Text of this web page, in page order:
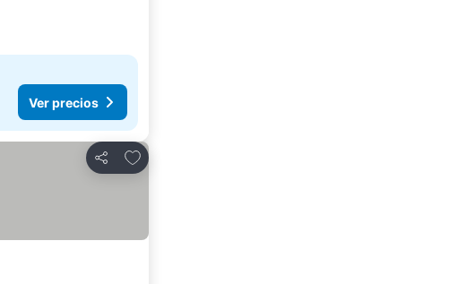
Ver precios
Compartir
Añadir a favoritos